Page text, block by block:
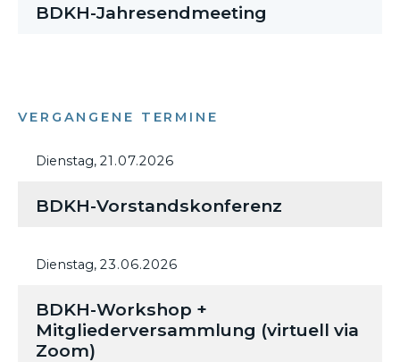
BDKH-Jahresendmeeting
VERGANGENE TERMINE
Dienstag, 21.07.2026
BDKH-Vorstandskonferenz
Dienstag, 23.06.2026
BDKH-Workshop +
Mitgliederversammlung (virtuell via
Zoom)